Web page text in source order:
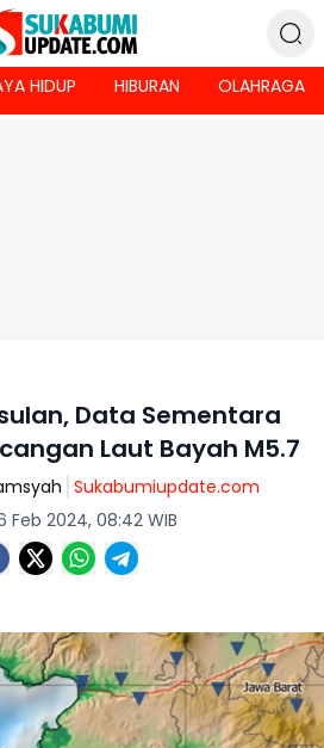
HIDUP HIBURAN OLAHRAGA
Data Sementara
Laut Bayah M5.7
Sukabumiupdate.com
Feb 2024, 08:42 WIB